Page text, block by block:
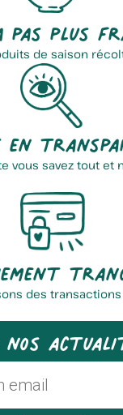
pas plus
de saison
vous savez tout et
des
nos